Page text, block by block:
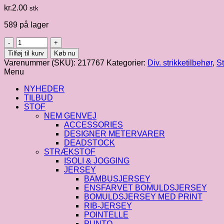
kr.2.00 stk
589 på lager
Maskemarkør
-
pære
i
guld
antal
Tilføj til kurv Køb nu
Varenummer (SKU): 217767 Kategorier: Div. strikketilbehør,
Menu
NYHEDER
TILBUD
STOF
NEM GENVEJ
ACCESSORIES
DESIGNER METERVARER
DEADSTOCK
STRÆKSTOF
ISOLI & JOGGING
JERSEY
BAMBUSJERSEY
ENSFARVET BOMULDSJERSEY
BOMULDSJERSEY MED PRINT
RIB-JERSEY
POINTELLE